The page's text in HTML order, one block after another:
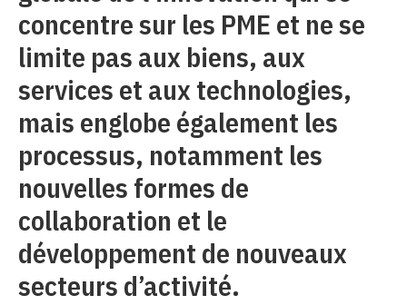
concentre sur les PME et ne se
limite pas aux biens, aux
services et aux technologies,
mais englobe également les
processus, notamment les
nouvelles formes de
collaboration et le
développement de nouveaux
secteurs d’activité.